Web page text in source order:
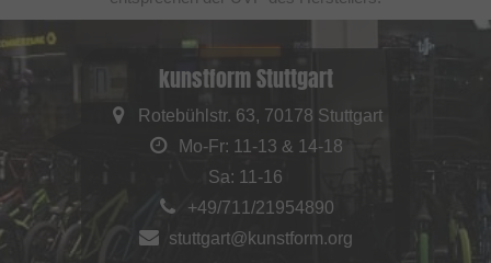
kunstform Stuttgart
Rotebühlstr. 63, 70178 Stuttgart
Mo-Fr: 11-13 & 14-18
Sa: 11-16
+49/711/21954890
stuttgart@kunstform.org